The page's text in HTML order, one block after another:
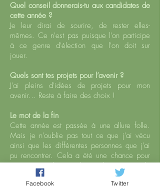
Quel conseil donnerais-tu aux candidates de
cette année ?
Je leur dirai de sourire, de rester elles-
mêmes. Ce n'est pas puisque l'on participe
à ce genre d'élection que l'on doit sur
jouer.
Quels sont tes projets pour l’avenir ?
J'ai pleins d'idées de projets pour mon
avenir… Reste à faire des choix !
Le mot de la fin
Cette année est passée à une allure folle.
Mais je n'oublie pas tout ce que j'ai vécu
ainsi que les différentes personnes que j'ai
pu rencontrer. Cela a été une chance pour
moi ! Je souhaite à la prochaine miss de
profiter des bons moments qui lui seront
donnés.Facebook Twitter